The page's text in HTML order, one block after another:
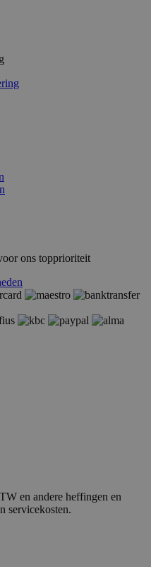
ons topprioriteit
en andere heffingen en
servicekosten.